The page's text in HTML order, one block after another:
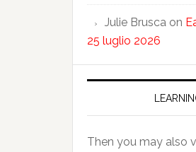
Julie Brusca on
25 luglio 2026
Then you may also